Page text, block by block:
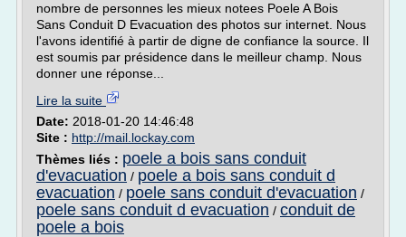
nombre de personnes les mieux notees Poele A Bois
Sans Conduit D Evacuation des photos sur internet. Nous
l'avons identifié à partir de digne de confiance la source. Il
est soumis par présidence dans le meilleur champ. Nous
donner une réponse...
Lire la suite
Date: 2018-01-20 14:46:48
Site : http://mail.lockay.com
Thèmes liés : poele a bois sans conduit
d'evacuation / poele a bois sans conduit d
evacuation / poele sans conduit d'evacuation /
poele sans conduit d evacuation / conduit de
poele a bois